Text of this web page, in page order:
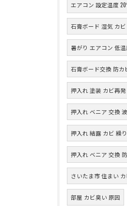
エアコン 設定温度
石膏ボード 湿気 カビ
暑がり エアコン 低
石膏ボード交換 防カ
押入れ 塗装 カビ再発
押入れ ベニア 交換
押入れ 結露 カビ 繰
押入れ ベニア 交換
さいたま市 住まい
部屋 カビ臭い 原因